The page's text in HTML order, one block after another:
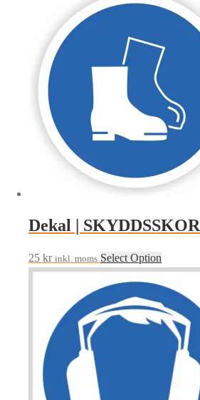
Dekal |
25 kr inkl. moms Select Option